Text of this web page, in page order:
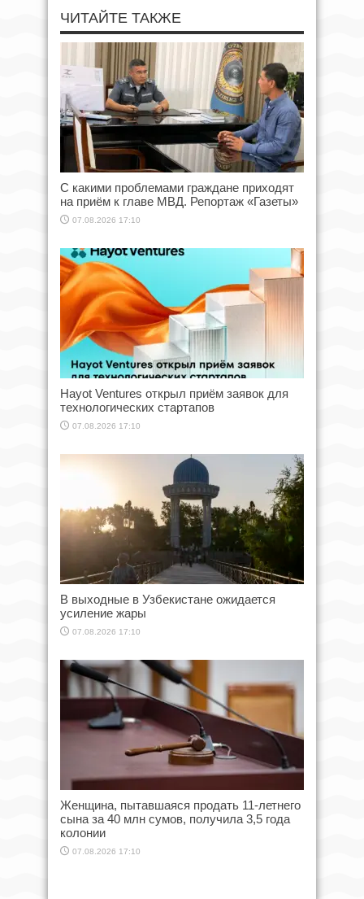
ЧИТАЙТЕ ТАКЖЕ
С какими проблемами граждане приходят
на приём к главе МВД. Репортаж «Газеты»
07.08.2026 17:10
Hayot Ventures открыл приём заявок для
технологических стартапов
07.08.2026 17:10
В выходные в Узбекистане ожидается
усиление жары
07.08.2026 17:10
Женщина, пытавшаяся продать 11-летнего
сына за 40 млн сумов, получила 3,5 года
колонии
07.08.2026 17:10